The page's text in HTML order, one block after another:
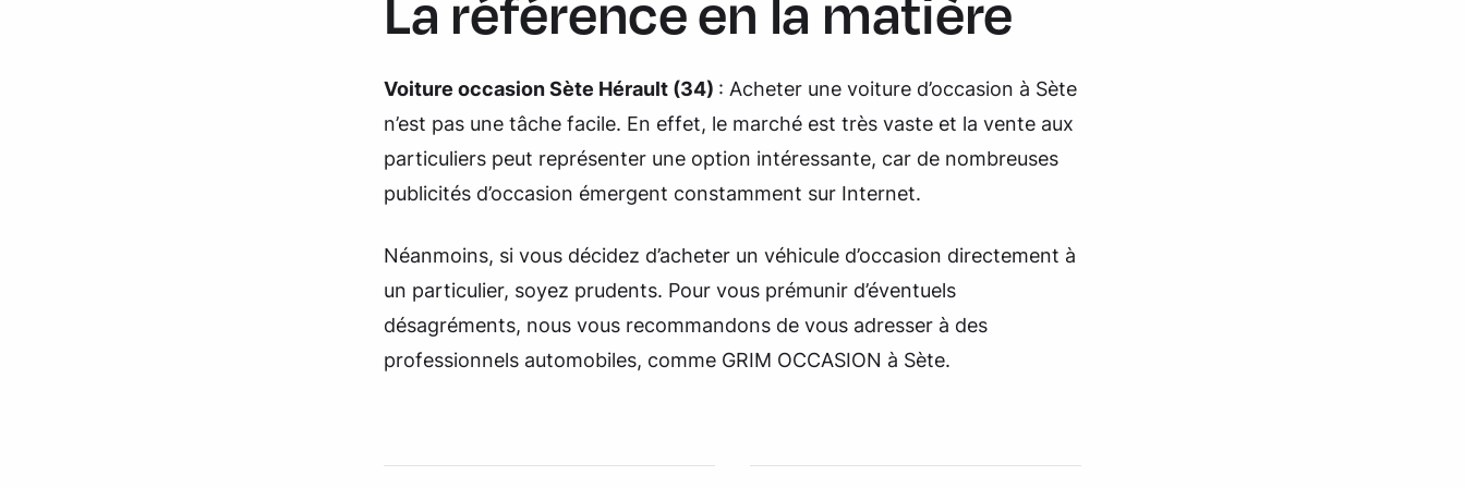
Voiture occasion Sète Hérault (34) : Acheter une voiture d’occasion à Sète
n’est pas une tâche facile. En effet, le marché est très vaste et la vente aux
particuliers peut représenter une option intéressante, car de nombreuses
publicités d’occasion émergent constamment sur Internet.
Néanmoins, si vous décidez d’acheter un véhicule d’occasion directement à
un particulier, soyez prudents. Pour vous prémunir d’éventuels
désagréments, nous vous recommandons de vous adresser à des
professionnels automobiles, comme GRIM OCCASION à Sète.